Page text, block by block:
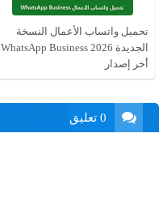
تحميل واتساب الأعمال النسخة
الجديدة 2026 WhatsApp Business
أخر إصدار
0 تعليق